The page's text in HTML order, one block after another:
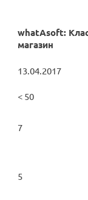
whatAsoft:
магазин
13.04.2017
< 50
7
5